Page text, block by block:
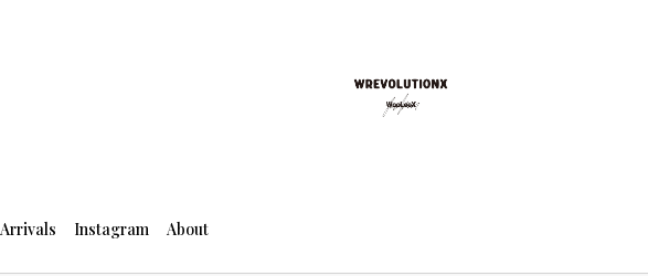
Instagram About